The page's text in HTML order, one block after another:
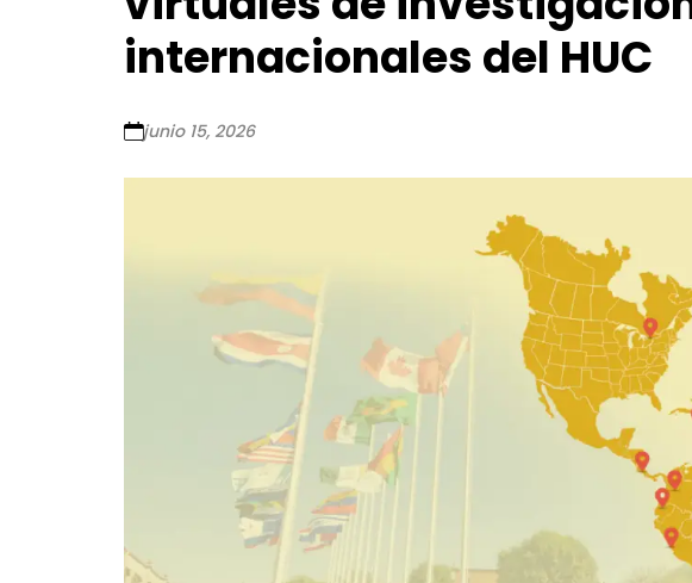
internacionales del HUC
junio 15, 2026